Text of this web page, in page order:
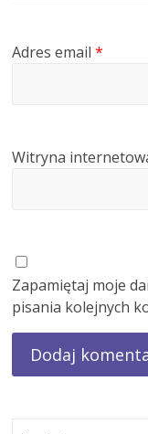
Adres email*
Witryna
Zapamiętaj moje
pisania kolejnych